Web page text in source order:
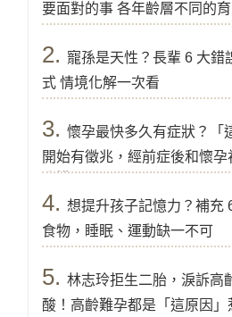
要面對的事 各年齡層不同的
2. 寵孫是天性？長輩 6 大錯
式 情境化解一次看
3. 懷孕最快多久有症狀？「
開始有徵兆，經前症後和懷孕
分辨
4. 想提升孩子記憶力？補充
食物，睡眠、運動缺一不可
5. 林志玲拒生二胎，淚訴高
酸！高齡難孕都是「這原因」